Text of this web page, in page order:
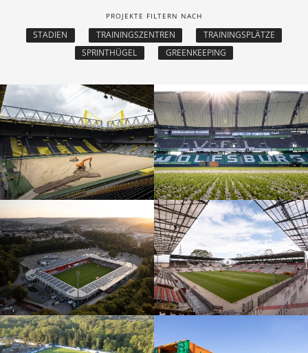
PROJEKTE FILTERN NACH
STADIEN TRAININGSZENTREN
TRAININGSPLÄTZE
SPRINTHÜGEL
GREENKEEPING